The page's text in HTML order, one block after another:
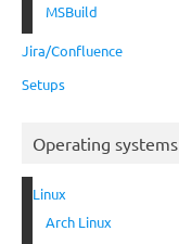
MSBuild
Jira/Confluence
Setups
Operating systems
Linux
Arch Linux